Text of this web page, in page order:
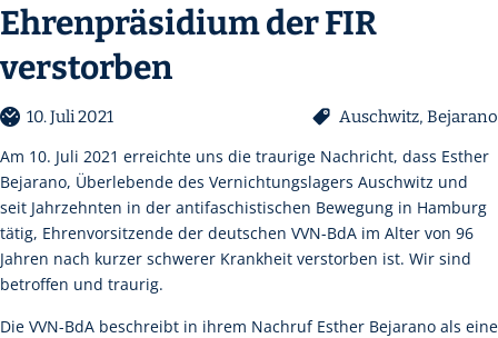
Ehrenpräsidium der FIR
verstorben
10. Juli 2021 Auschwitz, Bejarano
Am 10. Juli 2021 erreichte uns die traurige Nachricht, dass Esther
Bejarano, Überlebende des Vernichtungslagers Auschwitz und
seit Jahrzehnten in der antifaschistischen Bewegung in Hamburg
tätig, Ehrenvorsitzende der deutschen VVN-BdA im Alter von 96
Jahren nach kurzer schwerer Krankheit verstorben ist. Wir sind
betroffen und traurig.
Die VVN-BdA beschreibt in ihrem Nachruf Esther Bejarano als eine